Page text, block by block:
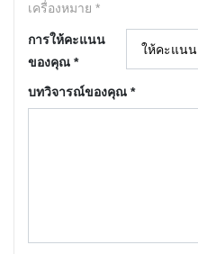
เครื่องหมาย *
การให้คะแนน
ของคุณ *
บทวิจารณ์ของคุณ *